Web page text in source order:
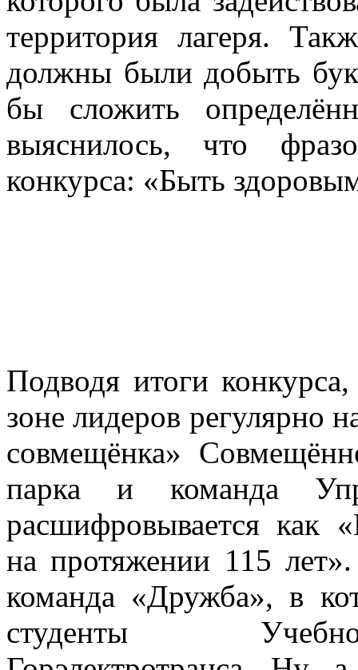
территория лагеря.
должны были добыть
бы сложить
выяснилось, что
конкурса: «Быть
Подводя итоги
зоне лидеров регулярно
совмещёнка»
парка и команда
расшифровывается как
на протяжении 115
команда «Дружба», в
студенты